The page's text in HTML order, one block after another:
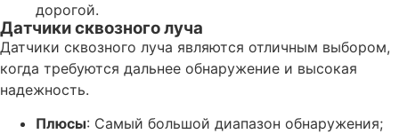
дорогой.
Датчики сквозного луча
Датчики сквозного луча являются отличным выбором,
когда требуются дальнее обнаружение и высокая
надежность.
Плюсы: Самый большой диапазон обнаружения;